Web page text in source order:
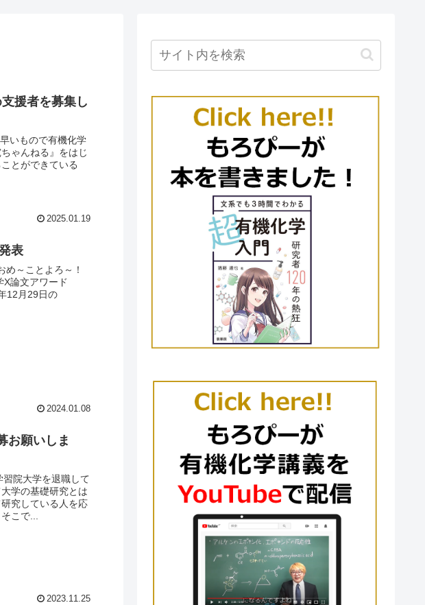
援者を募集し
いもので有機化学
ゃんねる』をはじ
とができている
2025.01.19
表
め～ことよろ～！
論文アワード
12月29日の
2024.01.08
お願いしま
習院大学を退職して
学の基礎研究とは
究している人を応
こで...
2023.11.25